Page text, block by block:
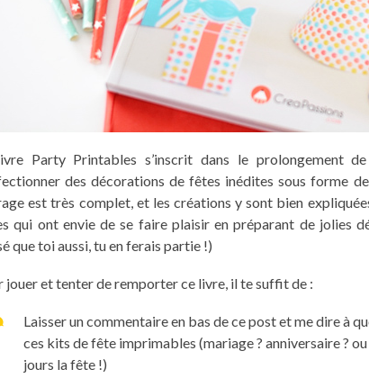
Party Printables s’inscrit dans le prolongement
des décorations de fêtes inédites sous forme
est très complet, et les créations y sont bien
qui ont envie de se faire plaisir en préparant de jolies
que toi aussi, tu en ferais partie !)
jouer et tenter de remporter ce livre, il te suffit de :
Laisser un commentaire en bas de ce post et me dire à
ces kits de fête imprimables (mariage ? anniversaire ?
jours la fête !)